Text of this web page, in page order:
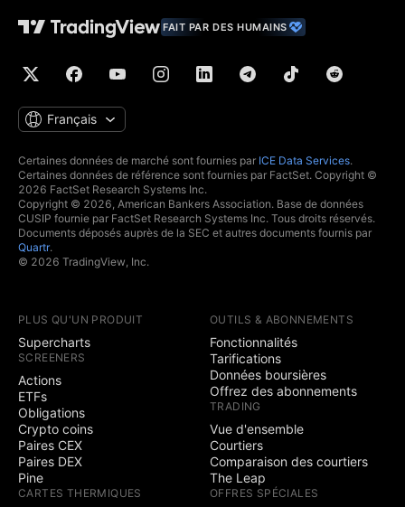
FAIT PAR DES HUMAINS
Français
Certaines données de marché sont fournies par ICE Data Services.
Certaines données de référence sont fournies par FactSet. Copyright ©
2026 FactSet Research Systems Inc.
Copyright © 2026, American Bankers Association. Base de données
CUSIP fournie par FactSet Research Systems Inc. Tous droits réservés.
Documents déposés auprès de la SEC et autres documents fournis par
Quartr.
© 2026 TradingView, Inc.
PLUS QU'UN PRODUIT
Supercharts
SCREENERS
Actions
ETFs
Obligations
Crypto coins
Paires CEX
Paires DEX
Pine
CARTES THERMIQUES
OUTILS & ABONNEMENTS
Fonctionnalités
Tarifications
Données boursières
Offrez des abonnements
TRADING
Vue d'ensemble
Courtiers
Comparaison des courtiers
The Leap
OFFRES SPÉCIALES